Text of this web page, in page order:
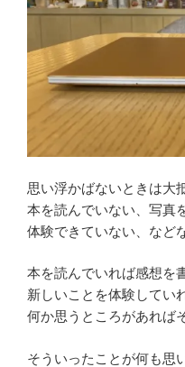
思い浮かばないときは大
本を読んでいない、写真
体験できていない、など
本を読んでいれば感想を
新しいことを体験してい
何か思うところがあれば
そういったことが何も思